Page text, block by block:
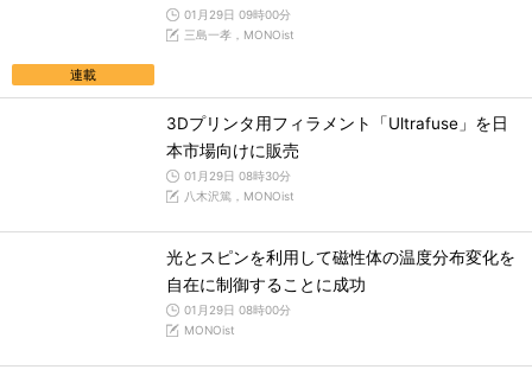
連載
01月29日 09時00分
三島一孝，MONOist
3Dプリンタ用フィラメント「Ultrafuse」を日
本市場向けに販売
01月29日 08時30分
八木沢篤，MONOist
光とスピンを利用して磁性体の温度分布変化を
自在に制御することに成功
01月29日 08時00分
MONOist